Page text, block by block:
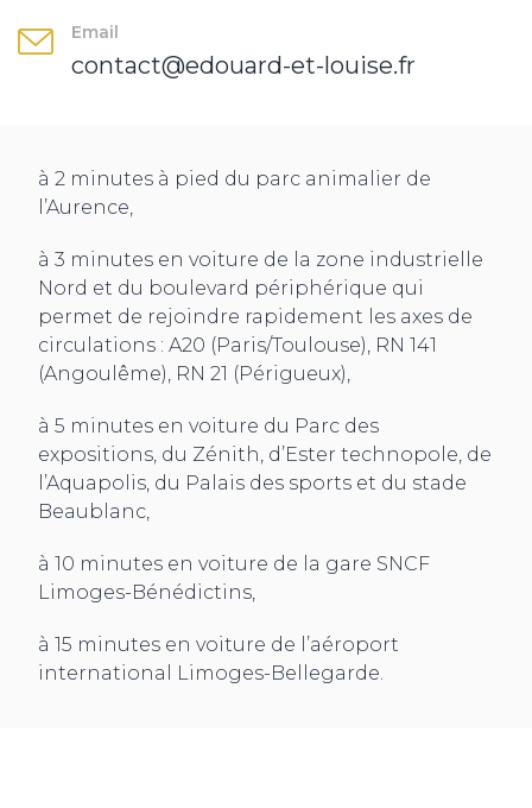
Email
contact@edouard-et-louise.fr
à 2 minutes à pied du parc animalier de
l’Aurence,
à 3 minutes en voiture de la zone industrielle
Nord et du boulevard périphérique qui
permet de rejoindre rapidement les axes de
circulations : A20 (Paris/Toulouse), RN 141
(Angoulême), RN 21 (Périgueux),
à 5 minutes en voiture du Parc des
expositions, du Zénith, d’Ester technopole, de
l’Aquapolis, du Palais des sports et du stade
Beaublanc,
à 10 minutes en voiture de la gare SNCF
Limoges-Bénédictins,
à 15 minutes en voiture de l’aéroport
international Limoges-Bellegarde.